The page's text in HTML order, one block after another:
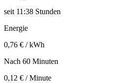
seit 11:38 Stunden
Energie
0,76 € / kWh
Nach 60 Minuten
0,12 € / Minute